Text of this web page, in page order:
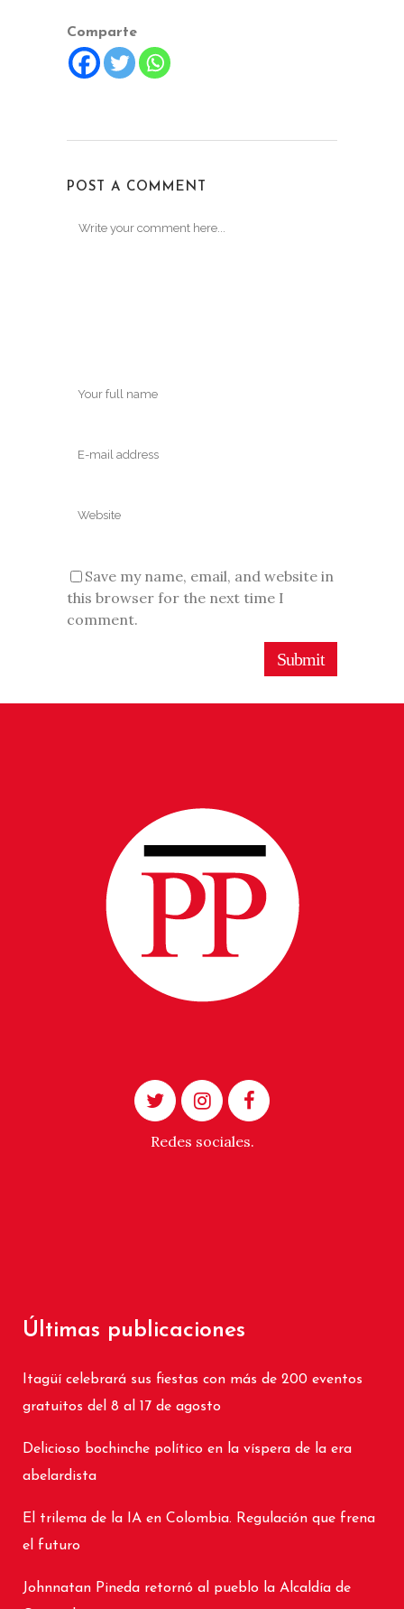
Comparte
POST A COMMENT
Save my name, email, and website in
this browser for the next time I
comment.
Redes sociales.
Últimas publicaciones
Itagüí celebrará sus fiestas con más de 200 eventos
gratuitos del 8 al 17 de agosto
Delicioso bochinche político en la víspera de la era
abelardista
El trilema de la IA en Colombia. Regulación que frena
el futuro
Johnnatan Pineda retornó al pueblo la Alcaldía de